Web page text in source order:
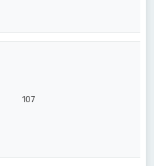
107